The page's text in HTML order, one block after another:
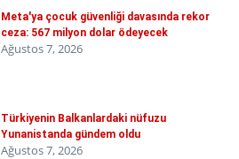
Meta'ya çocuk güvenliği davasında rekor
ceza: 567 milyon dolar ödeyecek
Ağustos 7, 2026
Türkiyenin Balkanlardaki nüfuzu
Yunanistanda gündem oldu
Ağustos 7, 2026